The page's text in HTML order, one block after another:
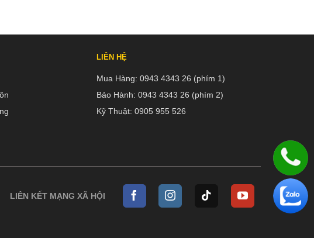
LIÊN HỆ
Mua Hàng:0943 4343 26 (phím 1)
Bảo Hành:0943 4343 26 (phím 2)
Kỹ Thuật:0905 955 526
LIÊN KẾT MẠNG XÃ HỘI